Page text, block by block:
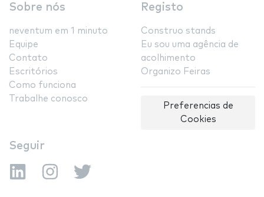
Sobre nós
neventum em 1 minuto
Equipe
Contato
Escritórios
Como funciona
Trabalhe conosco
Registo
Construo stands
Eu sou uma agência de
acolhimento
Organizo Feiras
Preferencias de
Cookies
Seguir